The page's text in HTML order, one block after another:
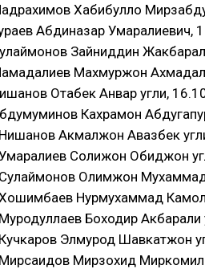
Хабибулло
Абдиназар Умаралиевич,
Зайниддин
Махмуржон
Отабек Анвар угли,
Кахрамон
Акмалжон Авазбек
Солижон Обиджон
Олимжон
Нурмухаммад
Боходир Акбарали
Элмурод Шавкатжон
Мирзохид